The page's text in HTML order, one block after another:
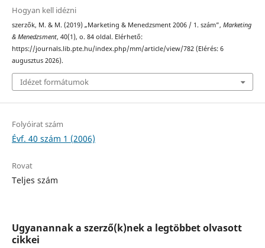
Hogyan kell idézni
szerzők, M. & M. (2019) „Marketing & Menedzsment 2006 / 1. szám”, Marketing
& Menedzsment, 40(1), o. 84 oldal. Elérhető:
https://journals.lib.pte.hu/index.php/mm/article/view/782 (Elérés: 6
augusztus 2026).
Idézet formátumok
Folyóirat szám
Évf. 40 szám 1 (2006)
Rovat
Teljes szám
Ugyanannak a szerző(k)nek a legtöbbet olvasott
cikkei